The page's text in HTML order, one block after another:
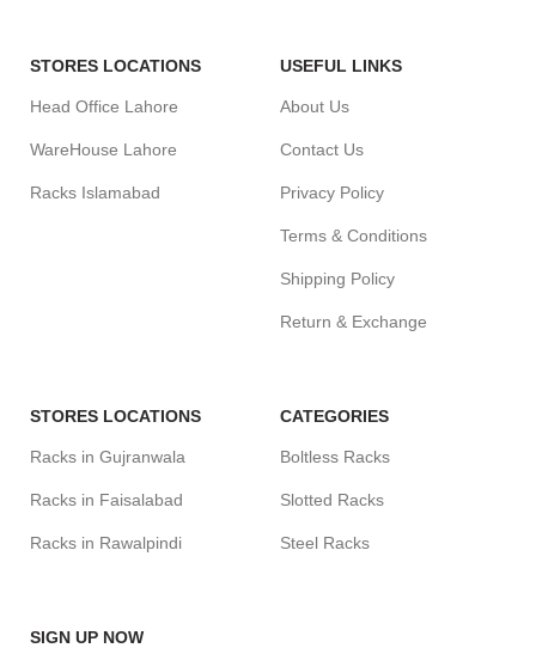
STORES LOCATIONS
Head Office Lahore
WareHouse Lahore
Racks Islamabad
USEFUL LINKS
About Us
Contact Us
Privacy Policy
Terms & Conditions
Shipping Policy
Return & Exchange
STORES LOCATIONS
Racks in Gujranwala
Racks in Faisalabad
Racks in Rawalpindi
CATEGORIES
Boltless Racks
Slotted Racks
Steel Racks
SIGN UP NOW